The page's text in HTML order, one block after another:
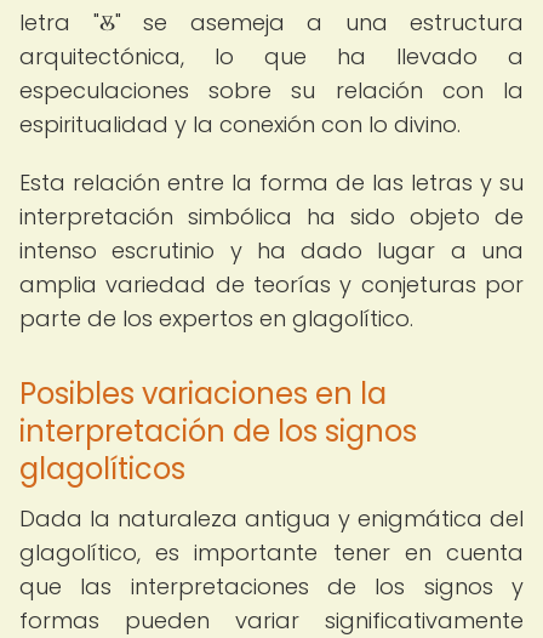
letra "Ⰻ" se asemeja a una estructura
arquitectónica, lo que ha llevado a
especulaciones sobre su relación con la
espiritualidad y la conexión con lo divino.
Esta relación entre la forma de las letras y su
interpretación simbólica ha sido objeto de
intenso escrutinio y ha dado lugar a una
amplia variedad de teorías y conjeturas por
parte de los expertos en glagolítico.
Posibles variaciones en la
interpretación de los signos
glagolíticos
Dada la naturaleza antigua y enigmática del
glagolítico, es importante tener en cuenta
que las interpretaciones de los signos y
formas pueden variar significativamente